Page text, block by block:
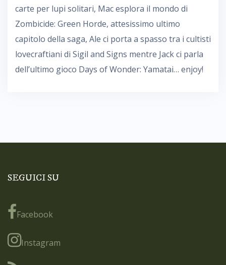
carte per lupi solitari, Mac esplora il mondo di
Zombicide: Green Horde, attesissimo ultimo
capitolo della saga, Ale ci porta a spasso tra i cultisti
lovecraftiani di Sigil and Signs mentre Jack ci parla
dell’ultimo gioco Days of Wonder: Yamatai… enjoy!
SEGUICI SU
Facebook
Instagram